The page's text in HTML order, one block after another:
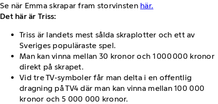
Se när Emma skrapar fram storvinsten här.
Det här är Triss:
Triss är landets mest sålda skraplotter och ett av
Sveriges populäraste spel.
Man kan vinna mellan 30 kronor och 1 000 000 kronor
direkt på skrapet.
Vid tre TV-symboler får man delta i en offentlig
dragning på TV4 där man kan vinna mellan 100 000
kronor och 5 000 000 kronor.